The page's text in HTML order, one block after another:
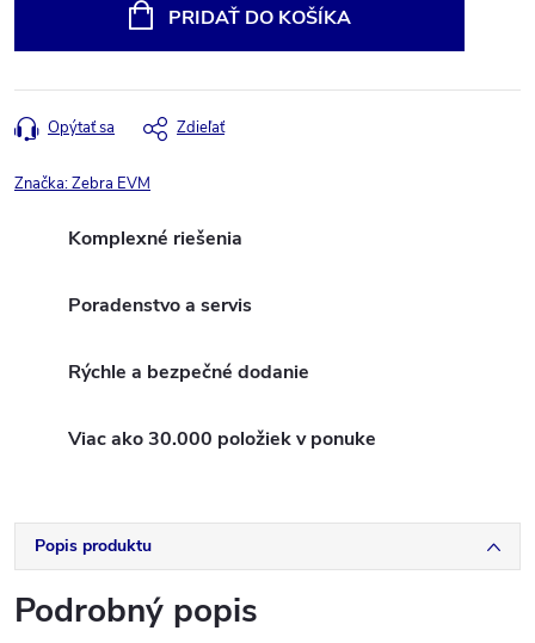
PRIDAŤ DO KOŠÍKA
Opýtať sa Zdieľať
Značka:Zebra EVM
Komplexné riešenia
Poradenstvo a servis
Rýchle a bezpečné dodanie
Viac ako 30.000 položiek v ponuke
Popis produktu
Podrobný popis